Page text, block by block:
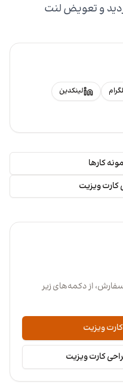
و تعویض لنت
لینکدین
کارها
کارت ویزیت
از دکمه‌های زیر
ویزیت
کارت ویزیت